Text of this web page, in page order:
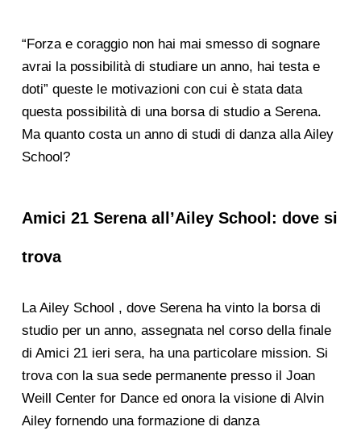
“Forza e coraggio non hai mai smesso di sognare
avrai la possibilità di studiare un anno, hai testa e
doti” queste le motivazioni con cui è stata data
questa possibilità di una borsa di studio a Serena.
Ma quanto costa un anno di studi di danza alla Ailey
School?
Amici 21 Serena all’Ailey School: dove si
trova
La Ailey School , dove Serena ha vinto la borsa di
studio per un anno, assegnata nel corso della finale
di Amici 21 ieri sera, ha una particolare mission. Si
trova con la sua sede permanente presso il Joan
Weill Center for Dance ed onora la visione di Alvin
Ailey fornendo una formazione di danza